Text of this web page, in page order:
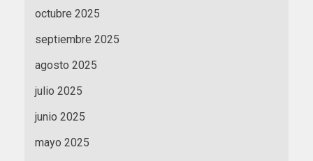
octubre 2025
septiembre 2025
agosto 2025
julio 2025
junio 2025
mayo 2025